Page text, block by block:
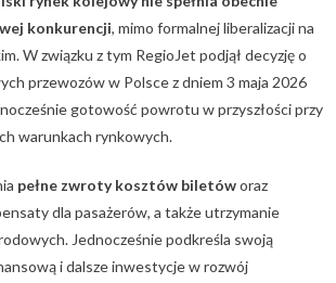
konkurencji, mimo formalnej liberalizacji na
W związku z tym RegioJet podjął decyzję o
przewozów w Polsce z dniem 3 maja 2026
gotowość powrotu w przyszłości przy
warunkach rynkowych.
pełne zwroty kosztów biletóworaz
dla pasażerów, a także utrzymanie
Jednocześnie podkreśla swoją
i dalsze inwestycje w rozwój